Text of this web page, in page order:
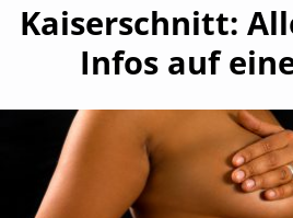
Kaiserschnitt:
Infos auf